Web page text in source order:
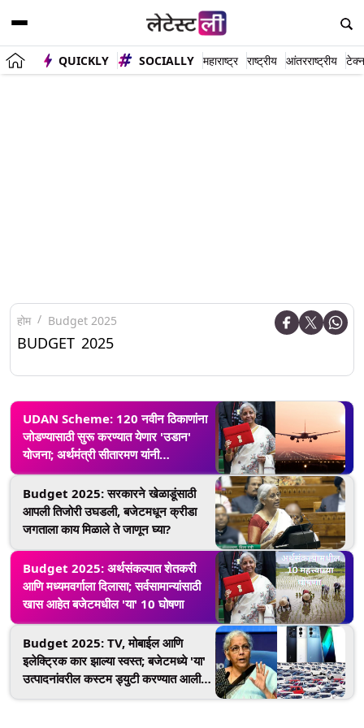
QUICKLY SOCIALLY महाराष्ट्र राष्ट्रीय आंतरराष्ट्रीय
होम Budget 2025
BUDGET 2025
UDAN Scheme: 120 नवीन ठिकाणांना
जोडण्यासाठी सुरू करण्यात येणार 'उडान'
योजना; अर्थमंत्री सीतारमण यांनी
अर्थसंकल्पात केली घोषणा
Budget 2025: सरकारने खेळाडूंसाठी
आपली तिजोरी उघडली, बजेटमधून क्रीडा
जगताला काय मिळाले ते जाणून घ्या?
Budget 2025: अर्थसंकल्पात शेतकरी
आणि मध्यमवर्गाला दिलासा; सर्वसामान्यांसाठी
खास आहेत बजेटमधील 'या' 10 घोषणा
Budget 2025: TV, मोबाईल आणि
इलेक्ट्रिक कार झाल्या स्वस्त; बजेटमध्ये 'या'
उत्पादनांवरील कस्टम ड्युटी करण्यात आली